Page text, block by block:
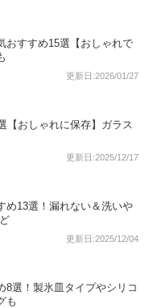
おすすめ15選【おしゃれで
更新日:2026/01/27
【おしゃれに保存】ガラス
更新日:2025/12/17
め13選！漏れない＆洗いや
更新日:2025/12/04
8選！製氷皿タイプやシリコ
も